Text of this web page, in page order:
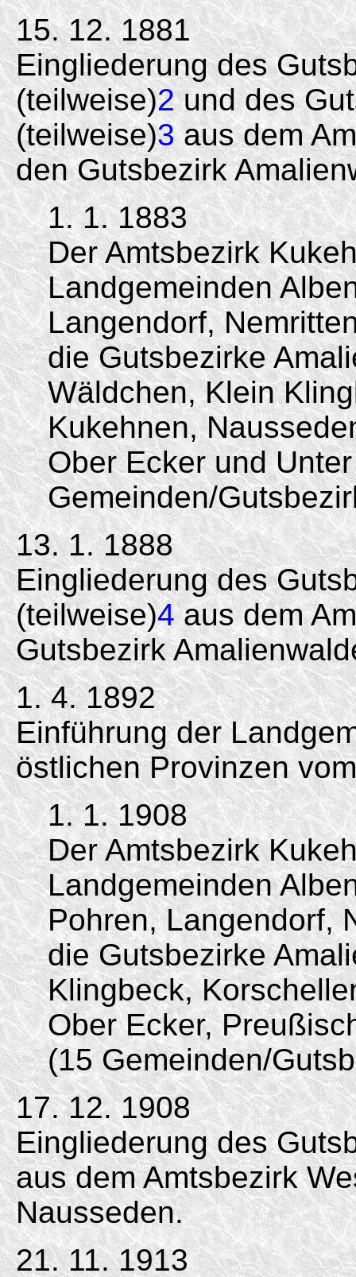
15. 12. 1881
Eingliederung des
(teilweise)2und des
(teilweise)3aus dem
den Gutsbezirk
1. 1. 1883
Der Amtsbezirk
Landgemeinden
Langendorf,
die Gutsbezirke
Wäldchen, Klein
Kukehnen,
Ober Ecker und
Gemeinden/
13. 1. 1888
Eingliederung des
(teilweise)4aus dem
Gutsbezirk
1. 4. 1892
Einführung der
östlichen Provinzen
1. 1. 1908
Der Amtsbezirk
Landgemeinden
Pohren, Langendorf,
die Gutsbezirke
Klingbeck,
Ober Ecker,
(15 Gemeinden/
17. 12. 1908
Eingliederung des
aus dem Amtsbezirk
Nausseden.
21. 11. 1913